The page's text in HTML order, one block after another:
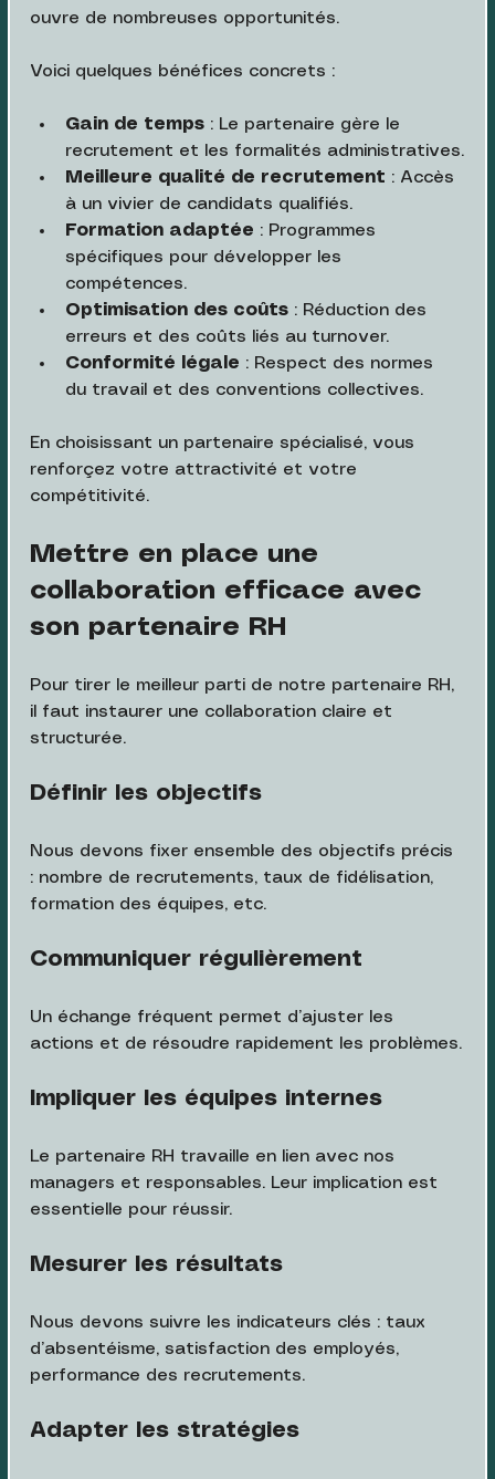
ouvre de nombreuses opportunités.
Voici quelques bénéfices concrets :
Gain de temps : Le partenaire gère le
recrutement et les formalités administratives.
Meilleure qualité de recrutement : Accès
à un vivier de candidats qualifiés.
Formation adaptée : Programmes
spécifiques pour développer les
compétences.
Optimisation des coûts : Réduction des
erreurs et des coûts liés au turnover.
Conformité légale : Respect des normes
du travail et des conventions collectives.
En choisissant un partenaire spécialisé, vous
renforçez votre attractivité et votre
compétitivité.
Mettre en place une
collaboration efficace avec
son partenaire RH
Pour tirer le meilleur parti de notre partenaire RH,
il faut instaurer une collaboration claire et
structurée.
Définir les objectifs
Nous devons fixer ensemble des objectifs précis
: nombre de recrutements, taux de fidélisation,
formation des équipes, etc.
Communiquer régulièrement
Un échange fréquent permet d’ajuster les
actions et de résoudre rapidement les problèmes.
Impliquer les équipes internes
Le partenaire RH travaille en lien avec nos
managers et responsables. Leur implication est
essentielle pour réussir.
Mesurer les résultats
Nous devons suivre les indicateurs clés : taux
d’absentéisme, satisfaction des employés,
performance des recrutements.
Adapter les stratégies